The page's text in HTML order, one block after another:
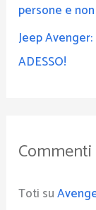
persone e
Jeep
ADESSO!
Toti su